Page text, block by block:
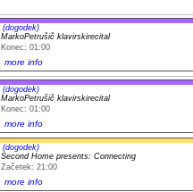
(dogodek)
MarkoPetrušič klavirskirecital
Konec: 01:00
more info
(dogodek)
MarkoPetrušič klavirskirecital
Konec: 01:00
more info
(dogodek)
Second Home presents: Connecting
Začetek: 21:00
more info